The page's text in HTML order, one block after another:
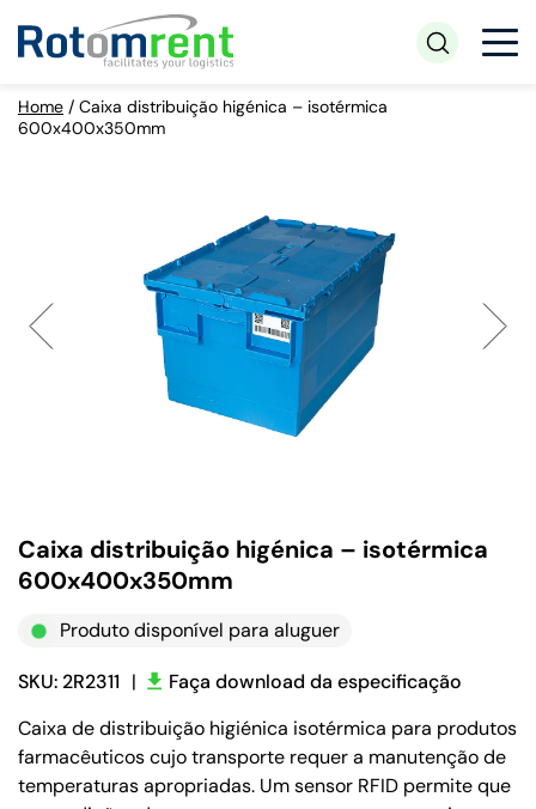
Home / Caixa distribuição higénica – isotérmica
600x400x350mm
Caixa distribuição higénica – isotérmica
600x400x350mm
Produto disponível para aluguer
SKU: 2R2311 |
Faça download da especificação
Caixa de distribuição higiénica isotérmica para produtos
farmacêuticos cujo transporte requer a manutenção de
temperaturas apropriadas. Um sensor RFID permite que